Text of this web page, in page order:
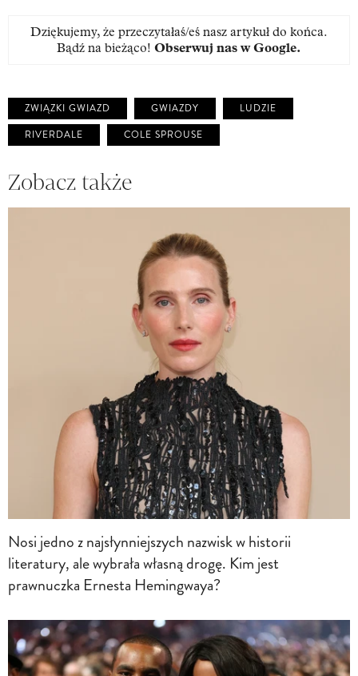
Dziękujemy, że przeczytałaś/eś nasz artykuł do końca.
Bądź na bieżąco! Obserwuj nas w Google.
ZWIĄZKI GWIAZD GWIAZDY
LUDZIE
RIVERDALE
COLE SPROUSE
Zobacz także
Nosi jedno z najsłynniejszych nazwisk w historii
literatury, ale wybrała własną drogę. Kim jest
prawnuczka Ernesta Hemingwaya?